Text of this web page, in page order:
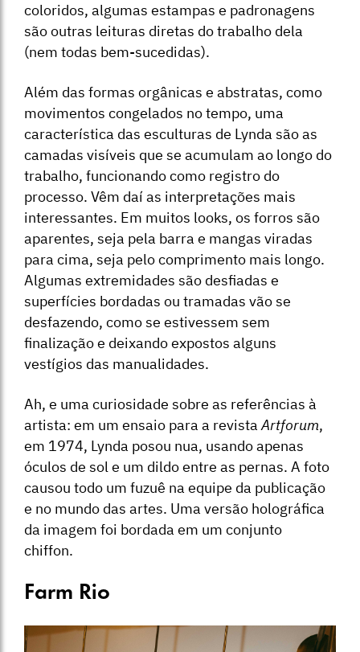
coloridos, algumas estampas e padronagens
são outras leituras diretas do trabalho dela
(nem todas bem-sucedidas).
Além das formas orgânicas e abstratas, como
movimentos congelados no tempo, uma
característica das esculturas de Lynda são as
camadas visíveis que se acumulam ao longo do
trabalho, funcionando como registro do
processo. Vêm daí as interpretações mais
interessantes. Em muitos looks, os forros são
aparentes, seja pela barra e mangas viradas
para cima, seja pelo comprimento mais longo.
Algumas extremidades são desfiadas e
superfícies bordadas ou tramadas vão se
desfazendo, como se estivessem sem
finalização e deixando expostos alguns
vestígios das manualidades.
Ah, e uma curiosidade sobre as referências à
artista: em um ensaio para a revistaArtforum,
em 1974, Lynda posou nua, usando apenas
óculos de sol e um dildo entre as pernas. A foto
causou todo um fuzuê na equipe da publicação
e no mundo das artes. Uma versão holográfica
da imagem foi bordada em um conjunto
chiffon.
Farm Rio